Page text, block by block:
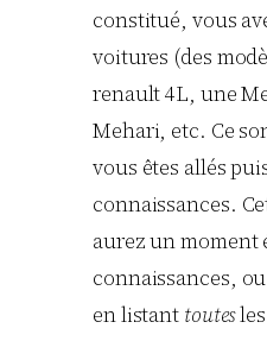
constitué, vous
voitures (des
renault 4L, une
Mehari, etc. Ce
vous êtes allés
connaissances.
aurez un moment
connaissances,
en listant toutes